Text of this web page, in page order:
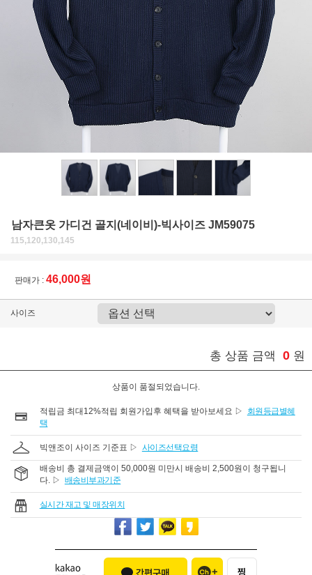
남자큰옷 가디건 골지(네이비)-빅사이즈 JM59075
115,120,130,145
판매가 : 46,000원
사이즈
총 상품 금액 0 원
상품이 품절되었습니다.
적립금 최대12%적립 회원가입후 혜택을 받아보세요 ▷
회원등급별혜
택
빅앤조이 사이즈 기준표 ▷ 사이즈선택요령
배송비 총 결제금액이 50,000원 미만시 배송비 2,500원이 청구됩니
다. ▷ 배송비부과기준
실시간 재고 및 매장위치